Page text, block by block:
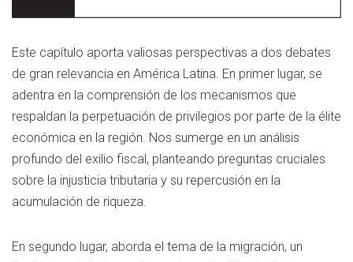
Este capítulo aporta valiosas perspectivas a dos debates
de gran relevancia en América Latina. En primer lugar, se
adentra en la comprensión de los mecanismos que
respaldan la perpetuación de privilegios por parte de la élite
económica en la región. Nos sumerge en un análisis
profundo del exilio fiscal, planteando preguntas cruciales
sobre la injusticia tributaria y su repercusión en la
acumulación de riqueza.
En segundo lugar, aborda el tema de la migración, un